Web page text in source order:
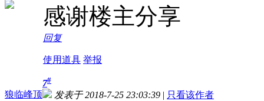
感谢楼主分享
回复
使用道具 举报
狼临峰顶
7#
发表于 2018-7-25 23:03:39 | 只看该作者